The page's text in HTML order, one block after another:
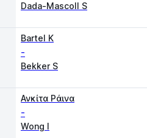
Dada-Mascoll S
Bartel K
-
Bekker S
Ανκίτα Ράινα
-
Wong I